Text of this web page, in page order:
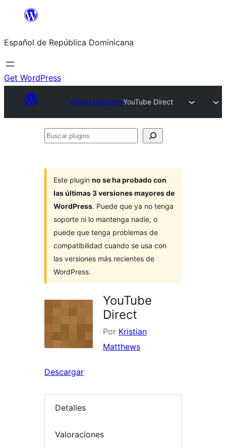
Saltar
contenido
Español de República Dominicana
Get WordPress
Plugin DirectoryYouTube Direct
Buscar
Este plugin no se ha probado con
las últimas 3 versiones mayores de
WordPress. Puede que ya no tenga
soporte ni lo mantenga nadie, o
puede que tenga problemas de
compatibilidad cuando se usa con
las versiones más recientes de
WordPress.
YouTube
Direct
Por Kristian
Matthews
Descargar
Detalles
Valoraciones